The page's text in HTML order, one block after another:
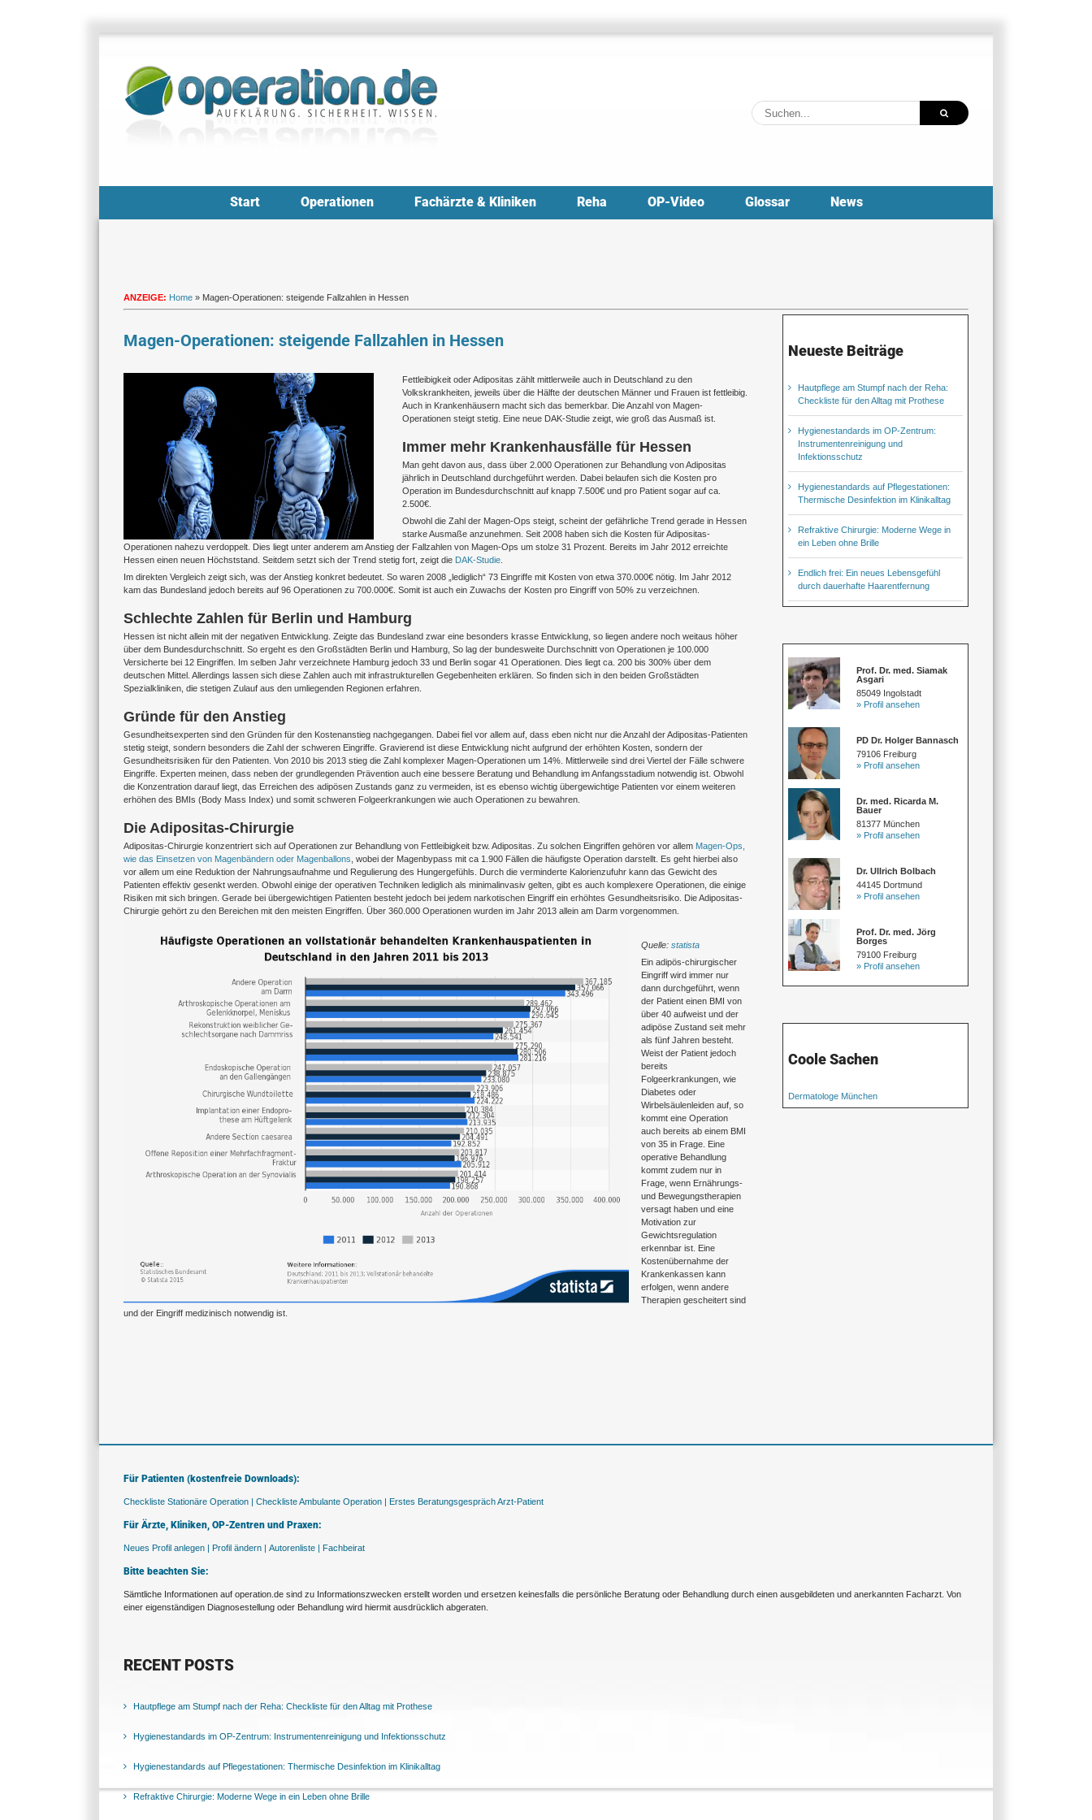
Suche
nach:
Start Operationen Fachärzte & Kliniken Reha OP-Video Glossar News
ANZEIGE: Home » Magen-Operationen: steigende Fallzahlen in Hessen
Magen-Operationen: steigende Fallzahlen in Hessen
Fettleibigkeit oder Adipositas zählt mittlerweile auch in Deutschland zu den
Volkskrankheiten, jeweils über die Hälfte der deutschen Männer und Frauen ist fettleibig.
Auch in Krankenhäusern macht sich das bemerkbar. Die Anzahl von Magen-
Operationen steigt stetig. Eine neue DAK-Studie zeigt, wie groß das Ausmaß ist.
Immer mehr Krankenhausfälle für Hessen
Man geht davon aus, dass über 2.000 Operationen zur Behandlung von Adipositas
jährlich in Deutschland durchgeführt werden. Dabei belaufen sich die Kosten pro
Operation im Bundesdurchschnitt auf knapp 7.500€ und pro Patient sogar auf ca.
2.500€.
Obwohl die Zahl der Magen-Ops steigt, scheint der gefährliche Trend gerade in Hessen
starke Ausmaße anzunehmen. Seit 2008 haben sich die Kosten für Adipositas-
Operationen nahezu verdoppelt. Dies liegt unter anderem am Anstieg der Fallzahlen von Magen-Ops um stolze 31 Prozent. Bereits im Jahr 2012 erreichte
Hessen einen neuen Höchststand. Seitdem setzt sich der Trend stetig fort, zeigt die DAK-Studie
Im direkten Vergleich zeigt sich, was der Anstieg konkret bedeutet. So waren 2008 „lediglich“ 73 Eingriffe mit Kosten von etwa 370.000€ nötig. Im Jahr 2012
kam das Bundesland jedoch bereits auf 96 Operationen zu 700.000€. Somit ist auch ein Zuwachs der Kosten pro Eingriff von 50% zu verzeichnen.
Schlechte Zahlen für Berlin und Hamburg
Hessen ist nicht allein mit der negativen Entwicklung. Zeigte das Bundesland zwar eine besonders krasse Entwicklung, so liegen andere noch weitaus höher
über dem Bundesdurchschnitt. So ergeht es den Großstädten Berlin und Hamburg, So lag der bundesweite Durchschnitt von Operationen je 100.000
Versicherte bei 12 Eingriffen. Im selben Jahr verzeichnete Hamburg jedoch 33 und Berlin sogar 41 Operationen. Dies liegt ca. 200 bis 300% über dem
deutschen Mittel. Allerdings lassen sich diese Zahlen auch mit infrastrukturellen Gegebenheiten erklären. So finden sich in den beiden Großstädten
Spezialkliniken, die stetigen Zulauf aus den umliegenden Regionen erfahren.
Gründe für den Anstieg
Gesundheitsexperten sind den Gründen für den Kostenanstieg nachgegangen. Dabei fiel vor allem auf, dass eben nicht nur die Anzahl der Adipositas-Patienten
stetig steigt, sondern besonders die Zahl der schweren Eingriffe. Gravierend ist diese Entwicklung nicht aufgrund der erhöhten Kosten, sondern der
Gesundheitsrisiken für den Patienten. Von 2010 bis 2013 stieg die Zahl komplexer Magen-Operationen um 14%. Mittlerweile sind drei Viertel der Fälle schwere
Eingriffe. Experten meinen, dass neben der grundlegenden Prävention auch eine bessere Beratung und Behandlung im Anfangsstadium notwendig ist. Obwohl
die Konzentration darauf liegt, das Erreichen des adipösen Zustands ganz zu vermeiden, ist es ebenso wichtig übergewichtige Patienten vor einem weiteren
erhöhen des BMIs (Body Mass Index) und somit schweren Folgeerkrankungen wie auch Operationen zu bewahren.
Die Adipositas-Chirurgie
Adipositas-Chirurgie konzentriert sich auf Operationen zur Behandlung von Fettleibigkeit bzw. Adipositas. Zu solchen Eingriffen gehören vor allem Magen-Ops,
wie das Einsetzen von Magenbändern oder Magenballons , wobei der Magenbypass mit ca 1.900 Fällen die häufigste Operation darstellt. Es geht hierbei also
vor allem um eine Reduktion der Nahrungsaufnahme und Regulierung des Hungergefühls. Durch die verminderte Kalorienzufuhr kann das Gewicht des
Patienten effektiv gesenkt werden. Obwohl einige der operativen Techniken lediglich als minimalinvasiv gelten, gibt es auch komplexere Operationen, die einige
Risiken mit sich bringen. Gerade bei übergewichtigen Patienten besteht jedoch bei jedem narkotischen Eingriff ein erhöhtes Gesundheitsrisiko. Die Adipositas-
Chirurgie gehört zu den Bereichen mit den meisten Eingriffen. Über 360.000 Operationen wurden im Jahr 2013 allein am Darm vorgenommen.
Quelle: statista
Ein adipös-chirurgischer
Eingriff wird immer nur
dann durchgeführt, wenn
der Patient einen BMI von
über 40 aufweist und der
adipöse Zustand seit mehr
als fünf Jahren besteht.
Weist der Patient jedoch
bereits
Folgeerkrankungen, wie
Diabetes oder
Wirbelsäulenleiden auf, so
kommt eine Operation
auch bereits ab einem BMI
von 35 in Frage. Eine
operative Behandlung
kommt zudem nur in
Frage, wenn Ernährungs-
und Bewegungstherapien
versagt haben und eine
Motivation zur
Gewichtsregulation
erkennbar ist. Eine
Kostenübernahme der
Krankenkassen kann
erfolgen, wenn andere
Therapien gescheitert sind
und der Eingriff medizinisch notwendig ist.
Neueste Beiträge
Hautpflege am Stumpf nach der Reha:
Checkliste für den Alltag mit Prothese
Hygienestandards im OP-Zentrum:
Instrumentenreinigung und
Infektionsschutz
Hygienestandards auf Pflegestationen:
Thermische Desinfektion im Klinikalltag
Refraktive Chirurgie: Moderne Wege in
ein Leben ohne Brille
Endlich frei: Ein neues Lebensgefühl
durch dauerhafte Haarentfernung
Prof. Dr. med. Siamak
Asgari
85049 Ingolstadt
» Profil ansehen
PD Dr. Holger Bannasch
79106 Freiburg
» Profil ansehen
Dr. med. Ricarda M.
Bauer
81377 München
» Profil ansehen
Dr. Ullrich Bolbach
44145 Dortmund
» Profil ansehen
Prof. Dr. med. Jörg
Borges
79100 Freiburg
» Profil ansehen
Coole Sachen
Dermatologe München
Für Patienten (kostenfreie Downloads):
Checkliste Stationäre Operation | Checkliste Ambulante Operation | Erstes Beratungsgespräch Arzt-Patient
Für Ärzte, Kliniken, OP-Zentren und Praxen:
Neues Profil anlegen | Profil ändern | Autorenliste | Fachbeirat
Bitte beachten Sie:
Sämtliche Informationen auf operation.de sind zu Informationszwecken erstellt worden und ersetzen keinesfalls die persönliche Beratung oder Behandlung durch einen ausgebildeten und anerkannten Facharzt. Von
einer eigenständigen Diagnosestellung oder Behandlung wird hiermit ausdrücklich abgeraten.
RECENT POSTS
Hautpflege am Stumpf nach der Reha: Checkliste für den Alltag mit Prothese
Hygienestandards im OP-Zentrum: Instrumentenreinigung und Infektionsschutz
Hygienestandards auf Pflegestationen: Thermische Desinfektion im Klinikalltag
Refraktive Chirurgie: Moderne Wege in ein Leben ohne Brille